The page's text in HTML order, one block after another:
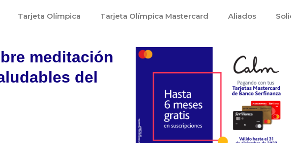
Tarjeta Olímpica Tarjeta Olímpica Mastercard Aliados
meditación
del